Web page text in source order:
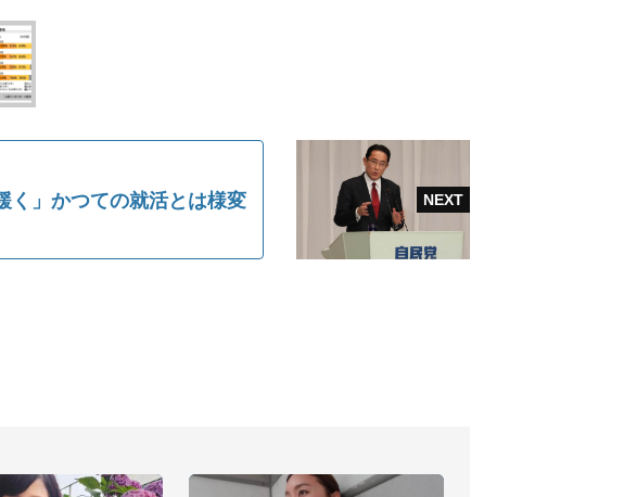
」かつての就活とは様変